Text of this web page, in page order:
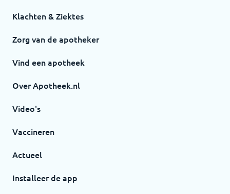
Klachten & Ziektes
Zorg van de apotheker
Vind een apotheek
Over Apotheek.nl
Video's
Vaccineren
Actueel
Installeer de app